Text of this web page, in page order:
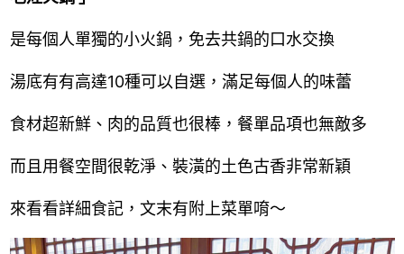
是每個人單獨的小火鍋，免去共鍋的口水交換
湯底有有高達10種可以自選，滿足每個人的味蕾
食材超新鮮、肉的品質也很棒，餐單品項也無敵多
而且用餐空間很乾淨、裝潢的土色古香非常新穎
來看看詳細食記，文末有附上菜單唷～